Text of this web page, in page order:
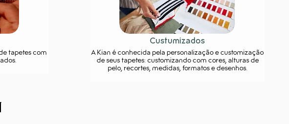
tapetes com
Custumizados
A Kian é conhecida pela personalização e customização
de seus tapetes: customizando com cores, alturas de
pelo, recortes, medidas, formatos e desenhos.